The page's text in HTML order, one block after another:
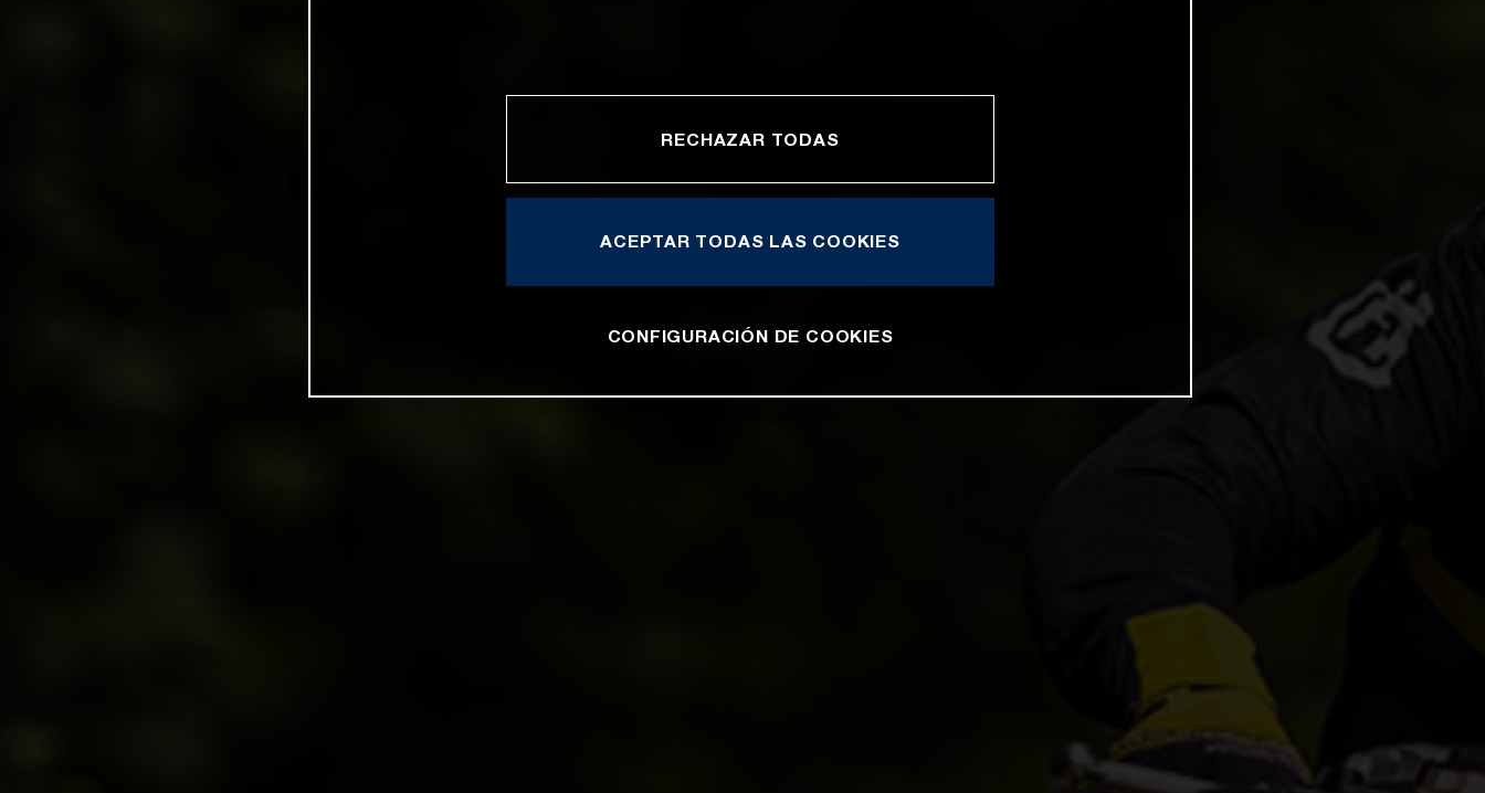
RECHAZAR TODAS
ACEPTAR TODAS LAS COOKIES
CONFIGURACIÓN DE COOKIES